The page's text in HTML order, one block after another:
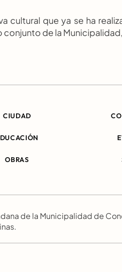
cultural que ya se ha
de la
CIUDAD
OBRAS
de la Municipalidad de